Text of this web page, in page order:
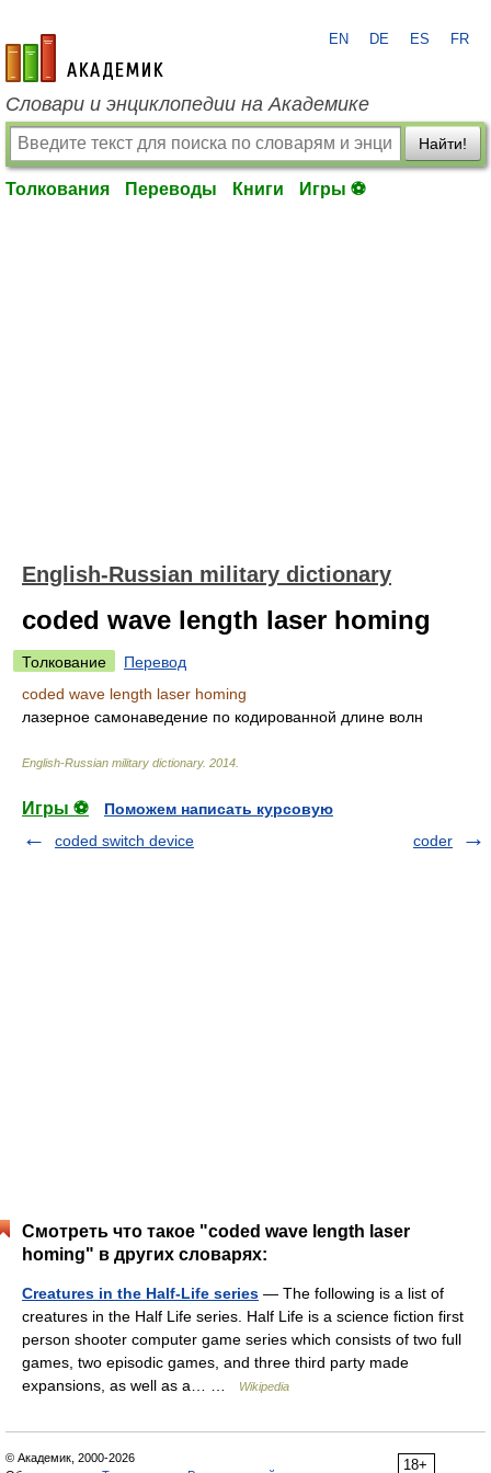
academic.ru
EN DE ES FR
Словари и энциклопедии на Академике
Найти!
Толкования Переводы Книги Игры ⚽
English-Russian military dictionary
coded wave length laser homing
Толкование
Перевод
coded wave length laser homing
лазерное самонаведение по кодированной длине волн
English-Russian military dictionary. 2014
Игры ⚽
Поможем написать курсовую
coded switch device
coder
Смотреть что такое "coded wave length laser
homing" в других словарях:
Creatures in the Half-Life series — The following is a list of
creatures in the Half Life series. Half Life is a science fiction first
person shooter computer game series which consists of two full
games, two episodic games, and three third party made
expansions, as well as a… …
Wikipedia
18+
© Академик, 2000-2026